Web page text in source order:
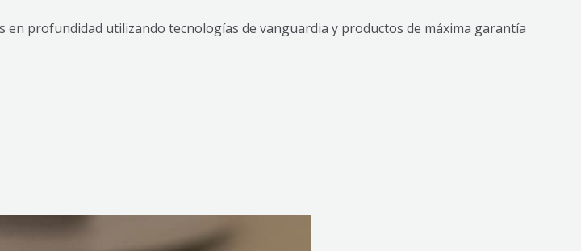
profundidad utilizando tecnologías de vanguardia y productos de máxima garantía